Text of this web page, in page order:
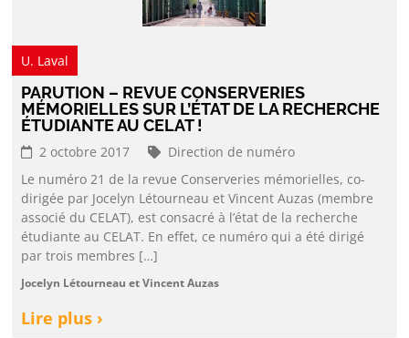
U. Laval
PARUTION – REVUE CONSERVERIES
MÉMORIELLES SUR L’ÉTAT DE LA RECHERCHE
ÉTUDIANTE AU CELAT !
2 octobre 2017
Direction de numéro
Le numéro 21 de la revue Conserveries mémorielles, co-
dirigée par Jocelyn Létourneau et Vincent Auzas (membre
associé du CELAT), est consacré à l’état de la recherche
étudiante au CELAT. En effet, ce numéro qui a été dirigé
par trois membres […]
Jocelyn Létourneau et Vincent Auzas
Lire plus ›